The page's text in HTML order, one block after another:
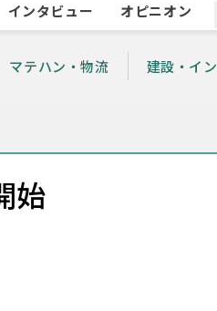
インタビュー オピニオン
マテハン・物流 建設・イ
始